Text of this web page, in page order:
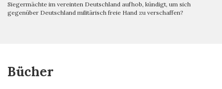
Siegermächte im vereinten Deutschland aufhob, kündigt, um sich
gegenüber Deutschland militärisch freie Hand zu verschaffen?
Bücher